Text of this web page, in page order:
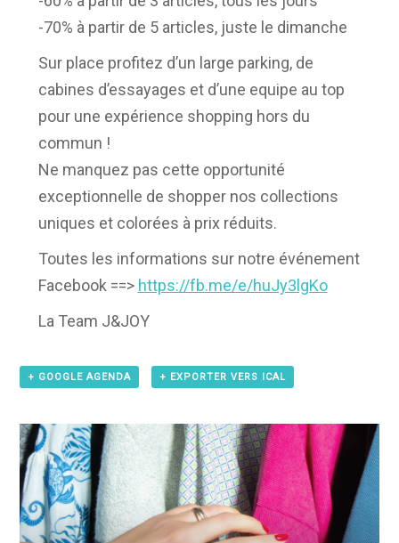
-70% à partir de 5 articles, juste le dimanche
Sur place profitez d’un large parking, de
cabines d’essayages et d’une equipe au top
pour une expérience shopping hors du
commun !
Ne manquez pas cette opportunité
exceptionnelle de shopper nos collections
uniques et colorées à prix réduits.
Toutes les informations sur notre événement
Facebook ==> https://fb.me/e/huJy3lgKo
La Team J&JOY
+ GOOGLE AGENDA + EXPORTER VERS ICAL